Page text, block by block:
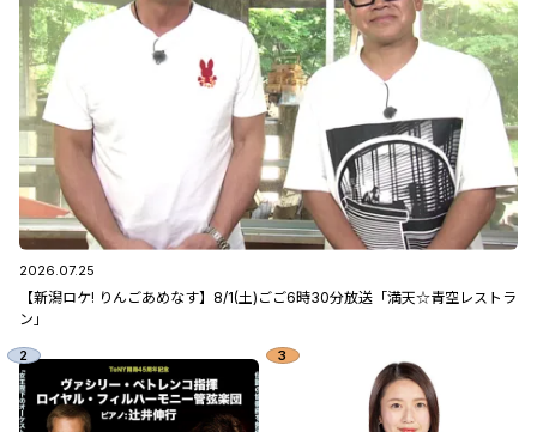
2026.07.25
【新潟ロケ! りんごあめなす】8/1(土)ごご6時30分放送「満天☆青空レストラ
ン」